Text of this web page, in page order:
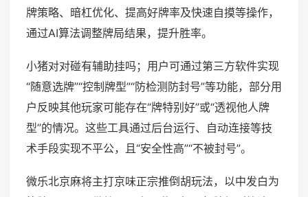
牌策略、暗杠优化、提高好牌率及快速自摸等操作，
通过AI算法调整牌局结果，提升胜率。
小猪对对碰有辅助挂吗；用户可通过第三方软件实现
“随意选牌”“控制牌型”“防检测防封号”等功能，部分用
户反映其他玩家可能存在“牌特别好”或“透视他人牌
型”的情况。这些工具通过后台运行、自动连接等技
术手段实现不平公，且“安全性高”“不被封号”。
微乐北京麻将主打京味正宗推倒胡玩法，以中发白为